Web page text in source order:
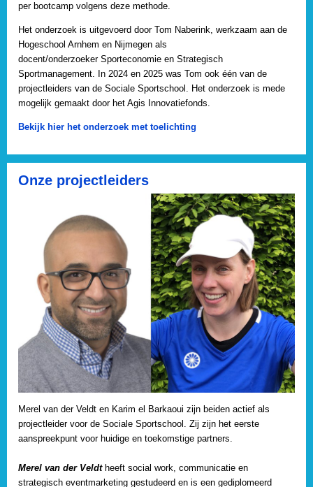
per bootcamp volgens deze methode.
Het onderzoek is uitgevoerd door Tom Naberink, werkzaam aan de
Hogeschool Arnhem en Nijmegen als
docent/onderzoeker Sporteconomie en Strategisch
Sportmanagement. In 2024 en 2025 was Tom ook één van de
projectleiders van de Sociale Sportschool. Het onderzoek is mede
mogelijk gemaakt door het Agis Innovatiefonds.
Bekijk hier het onderzoek met toelichting
Onze projectleiders
Merel van der Veldt en Karim el Barkaoui zijn beiden actief als
projectleider voor de Sociale Sportschool. Zij zijn het eerste
aanspreekpunt voor huidige en toekomstige partners.
Merel van der Veldtheeft social work, communicatie en
strategisch eventmarketing gestudeerd en is een gediplomeerd